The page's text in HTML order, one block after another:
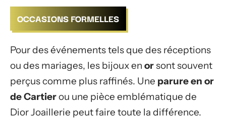
OCCASIONS FORMELLES
Pour des événements tels que des réceptions
ou des mariages, les bijoux en orsont souvent
perçus comme plus raffinés. Une parure en or
de Cartierou une pièce emblématique de
Dior Joaillerie peut faire toute la différence.